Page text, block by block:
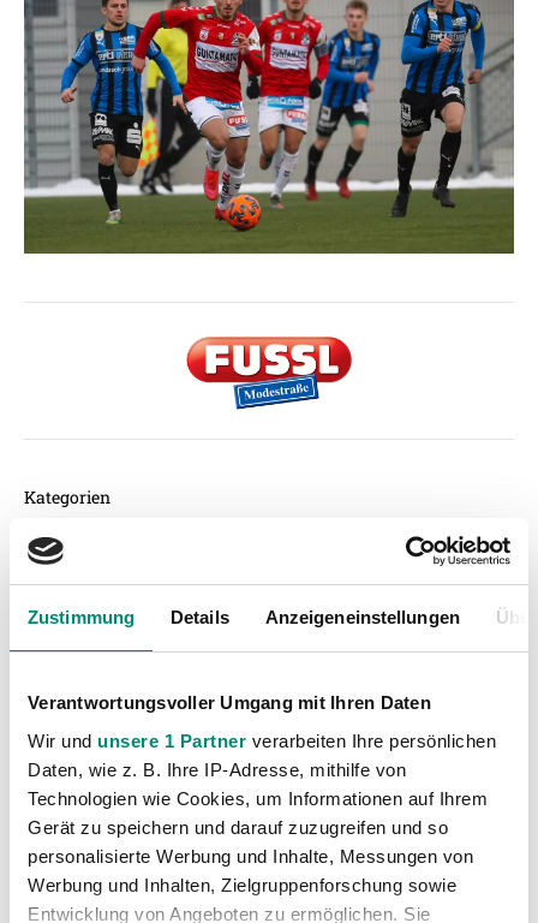
Zustimmung Details Anzeigeneinstellungen
Verantwortungsvoller Umgang mit Ihren Daten
Wir und unsere 1 Partner verarbeiten Ihre persönlichen
Daten, wie z. B. Ihre IP-Adresse, mithilfe von
Technologien wie Cookies, um Informationen auf Ihrem
Gerät zu speichern und darauf zuzugreifen und so
personalisierte Werbung und Inhalte, Messungen von
Werbung und Inhalten, Zielgruppenforschung sowie
Entwicklung von Angeboten zu ermöglichen. Sie
Kategorien
Akademie
(236)
Allgemeine News
(606)
Damen
(6)
Junge Wikinger Ried
(413)
Nachwuchs
Profis
(1316)
Ticketing
Unkategorisiert
(2867)